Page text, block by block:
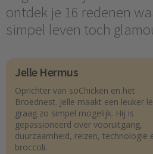
ontdek je 16 redenen
simpel leven toch
Jelle Hermus
Oprichter van soChicken en het
Broednest. Jelle maakt een leuker
graag zo simpel mogelijk. Hij is
gepassioneerd over vooruitgang,
duurzaamheid, reizen, technologie
broccoli.